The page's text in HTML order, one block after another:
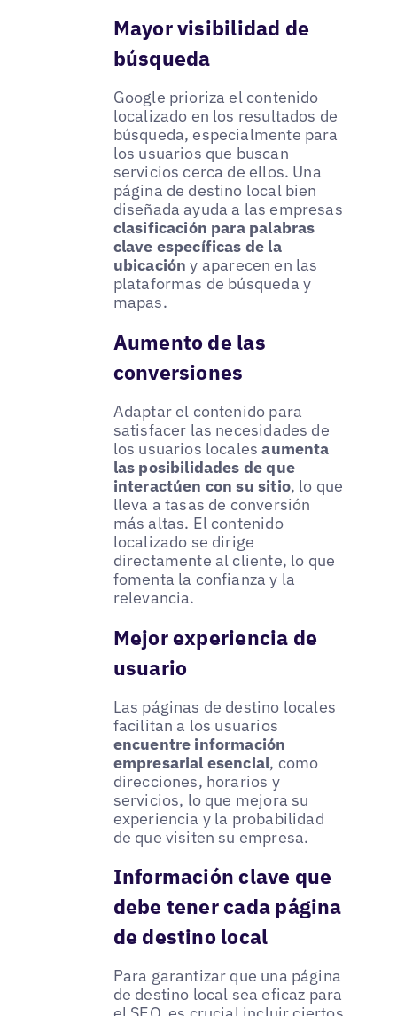
Mayor visibilidad de
búsqueda
Google prioriza el contenido
localizado en los resultados de
búsqueda, especialmente para
los usuarios que buscan
servicios cerca de ellos. Una
página de destino local bien
diseñada ayuda a las empresas
clasificación para palabras
clave específicas de la
ubicacióny aparecen en las
plataformas de búsqueda y
mapas.
Aumento de las
conversiones
Adaptar el contenido para
satisfacer las necesidades de
los usuarios localesaumenta
las posibilidades de que
interactúen con su sitio, lo que
lleva a tasas de conversión
más altas. El contenido
localizado se dirige
directamente al cliente, lo que
fomenta la confianza y la
relevancia.
Mejor experiencia de
usuario
Las páginas de destino locales
facilitan a los usuarios
encuentre información
empresarial esencial, como
direcciones, horarios y
servicios, lo que mejora su
experiencia y la probabilidad
de que visiten su empresa.
Información clave que
debe tener cada página
de destino local
Para garantizar que una página
de destino local sea eficaz para